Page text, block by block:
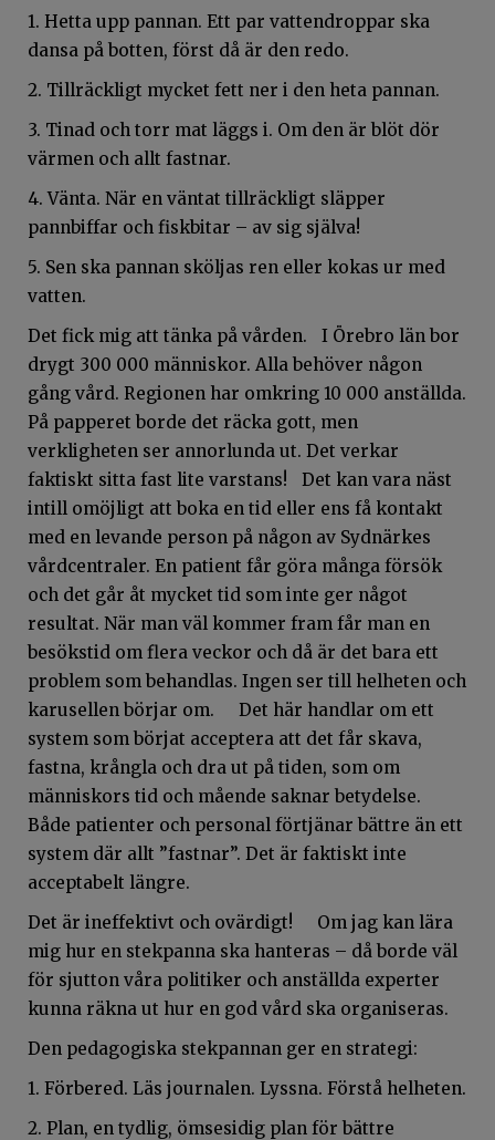
1. Hetta upp pannan. Ett par vattendroppar ska
dansa på botten, först då är den redo.
2. Tillräckligt mycket fett ner i den heta pannan.
3. Tinad och torr mat läggs i. Om den är blöt dör
värmen och allt fastnar.
4. Vänta. När en väntat tillräckligt släpper
pannbiffar och fiskbitar – av sig själva!
5. Sen ska pannan sköljas ren eller kokas ur med
vatten.
Det fick mig att tänka på vården. I Örebro län bor
drygt 300 000 människor. Alla behöver någon
gång vård. Regionen har omkring 10 000 anställda.
På papperet borde det räcka gott, men
verkligheten ser annorlunda ut. Det verkar
faktiskt sitta fast lite varstans! Det kan vara näst
intill omöjligt att boka en tid eller ens få kontakt
med en levande person på någon av Sydnärkes
vårdcentraler. En patient får göra många försök
och det går åt mycket tid som inte ger något
resultat. När man väl kommer fram får man en
besökstid om flera veckor och då är det bara ett
problem som behandlas. Ingen ser till helheten och
karusellen börjar om. Det här handlar om ett
system som börjat acceptera att det får skava,
fastna, krångla och dra ut på tiden, som om
människors tid och mående saknar betydelse.
Både patienter och personal förtjänar bättre än ett
system där allt ”fastnar”. Det är faktiskt inte
acceptabelt längre.
Det är ineffektivt och ovärdigt! Om jag kan lära
mig hur en stekpanna ska hanteras – då borde väl
för sjutton våra politiker och anställda experter
kunna räkna ut hur en god vård ska organiseras.
Den pedagogiska stekpannan ger en strategi:
1. Förbered. Läs journalen. Lyssna. Förstå helheten.
2. Plan, en tydlig, ömsesidig plan för bättre